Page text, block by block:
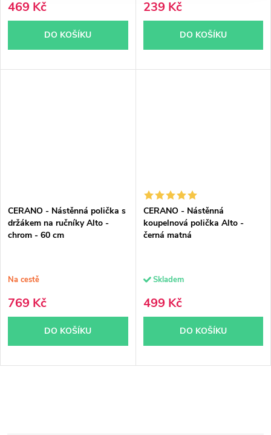
469 Kč
DO KOŠÍKU
239 Kč
DO KOŠÍKU
CERANO - Nástěnná polička s
držákem na ručníky Alto -
chrom - 60 cm
Na cestě
769 Kč
DO KOŠÍKU
CERANO - Nástěnná
koupelnová polička Alto -
černá matná
Skladem
499 Kč
DO KOŠÍKU